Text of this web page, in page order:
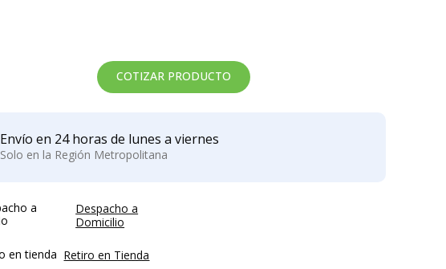
COTIZAR PRODUCTO
Envío en 24 horas de lunes a viernes
Solo en la Región Metropolitana
Despacho a
Domicilio
Retiro en Tienda